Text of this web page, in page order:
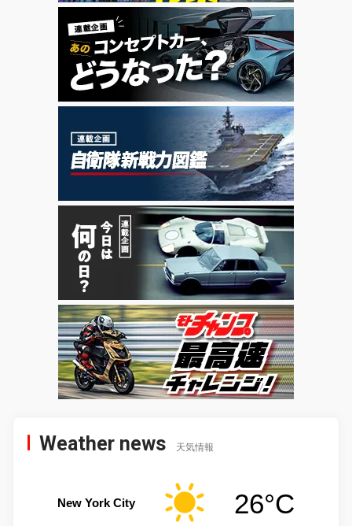
Weather news 天気情報
New York City 26°C